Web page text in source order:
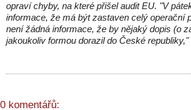
opraví chyby, na které přišel audit EU. "V
informace, že má být zastaven celý operační
není žádná informace, že by nějaký dopis (o
jakoukoliv formou dorazil do České republiky,"
0 komentářů: